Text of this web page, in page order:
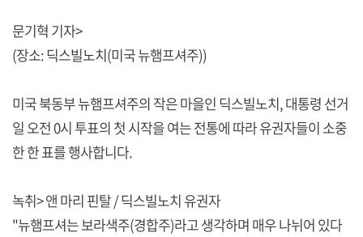
문기혁 기자>
(장소: 딕스빌노치(미국 뉴햄프셔주))
미국 북동부 뉴햄프셔주의 작은 마을인 딕스빌노치, 대통령 선거
일 오전 0시 투표의 첫 시작을 여는 전통에 따라 유권자들이 소중
한 한 표를 행사합니다.
녹취> 앤 마리 핀탈 / 딕스빌노치 유권자
"뉴햄프셔는 보라색주(경합주)라고 생각하며 매우 나뉘어 있다